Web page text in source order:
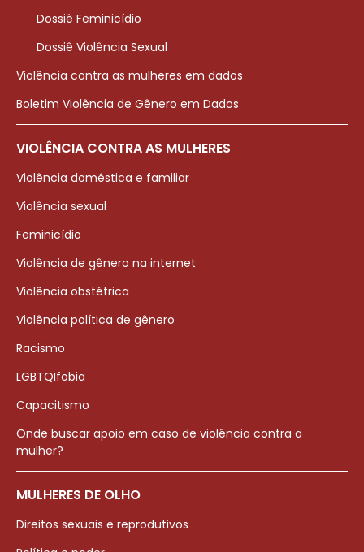
Dossiê Feminicídio
Dossiê Violência Sexual
Violência contra as mulheres em dados
Boletim Violência de Gênero em Dados
VIOLÊNCIA CONTRA AS MULHERES
Violência doméstica e familiar
Violência sexual
Feminicídio
Violência de gênero na internet
Violência obstétrica
Violência política de gênero
Racismo
LGBTQIfobia
Capacitismo
Onde buscar apoio em caso de violência contra a
mulher?
MULHERES DE OLHO
Direitos sexuais e reprodutivos